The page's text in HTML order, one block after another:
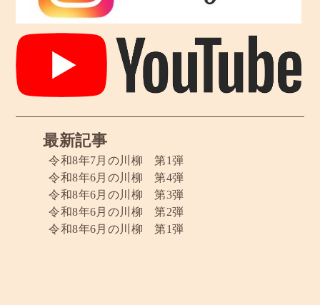
最新記事
令和8年7月の川柳 第1弾
令和8年6月の川柳 第4弾
令和8年6月の川柳 第3弾
令和8年6月の川柳 第2弾
令和8年6月の川柳 第1弾